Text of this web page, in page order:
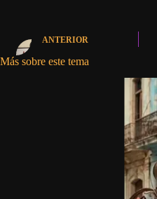
ANTERIOR
Más sobre este tema